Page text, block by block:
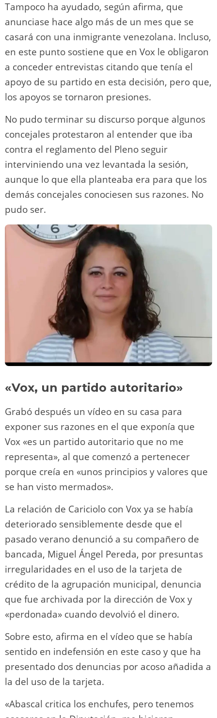
Tampoco ha ayudado, según afirma, que
anunciase hace algo más de un mes que se
casará con una inmigrante venezolana. Incluso,
en este punto sostiene que en Vox le obligaron
a conceder entrevistas citando que tenía el
apoyo de su partido en esta decisión, pero que,
los apoyos se tornaron presiones.
No pudo terminar su discurso porque algunos
concejales protestaron al entender que iba
contra el reglamento del Pleno seguir
interviniendo una vez levantada la sesión,
aunque lo que ella planteaba era para que los
demás concejales conociesen sus razones. No
pudo ser.
«Vox, un partido autoritario»
Grabó después un vídeo en su casa para
exponer sus razones en el que exponía que
Vox «es un partido autoritario que no me
representa», al que comenzó a pertenecer
porque creía en «unos principios y valores que
se han visto mermados».
La relación de Cariciolo con Vox ya se había
deteriorado sensiblemente desde que el
pasado verano denunció a su compañero de
bancada, Miguel Ángel Pereda, por presuntas
irregularidades en el uso de la tarjeta de
crédito de la agrupación municipal, denuncia
que fue archivada por la dirección de Vox y
«perdonada» cuando devolvió el dinero.
Sobre esto, afirma en el vídeo que se había
sentido en indefensión en este caso y que ha
presentado dos denuncias por acoso añadida a
la del uso de la tarjeta.
«Abascal critica los enchufes, pero tenemos